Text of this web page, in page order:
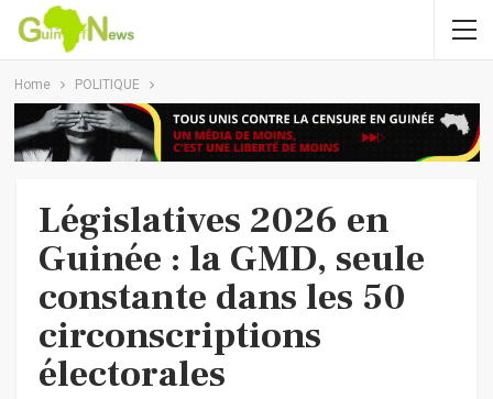
Home POLITIQUE
Législatives 2026 en
Guinée : la GMD, seule
constante dans les 50
circonscriptions
électorales